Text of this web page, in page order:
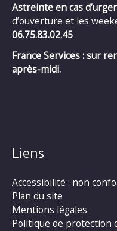
Astreinte en cas
d’ouverture et les
06.75.83.02.45
France Services : sur
après-midi.
Liens
Accessibilité : non
Plan du site
Mentions légales
Politique de protection